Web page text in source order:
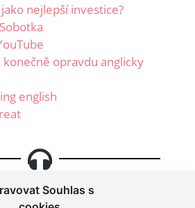
Souhlas s
nejlepší investice?
konečně opravdu anglicky
english